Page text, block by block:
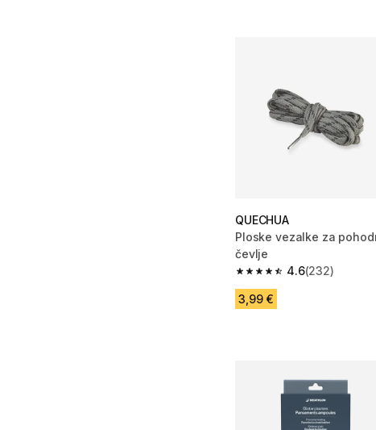
QUECHUA
Ploske vezalke za
čevlje
4.6
4.6 od 5 zvezdic from
(232)
3,99 €